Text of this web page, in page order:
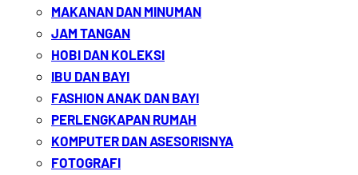
MAKANAN DAN MINUMAN
JAM TANGAN
HOBI DAN KOLEKSI
IBU DAN BAYI
FASHION ANAK DAN BAYI
PERLENGKAPAN RUMAH
KOMPUTER DAN ASESORISNYA
FOTOGRAFI